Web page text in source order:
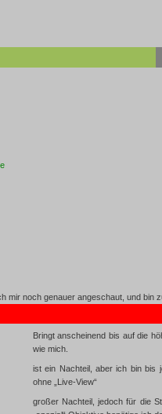
mir noch genauer angeschaut, und bin
Bringt anscheinend bis auf die
wie mich.
ist ein Nachteil, aber ich bin bis
ohne „Live-View“
großer Nachteil, jedoch für die